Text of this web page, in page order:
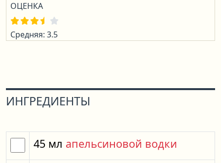
ОЦЕНКА
Средняя: 3.5
ИНГРЕДИЕНТЫ
45 мл апельсиновой водки